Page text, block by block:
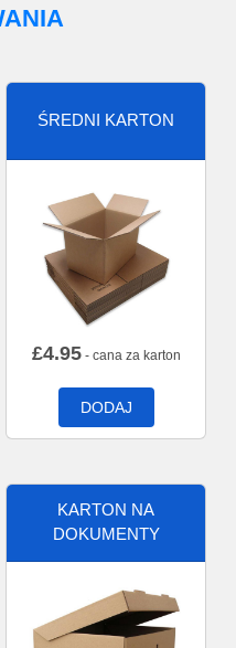
ŚREDNI KARTON
£4.95- cana za karton
DODAJ
KARTON NA
DOKUMENTY